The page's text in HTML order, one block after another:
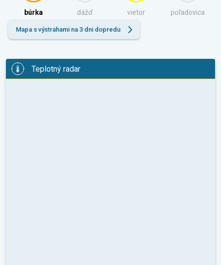
búrka dážď vietor poľadovica
Mapa s výstrahami na 3 dni dopredu
Teplotný radar